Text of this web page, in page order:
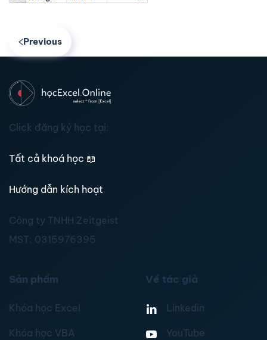
Previous
Click đăng ký học tại:
Tất cả khoá học 📖
Hướng dẫn kích hoạt
Công ty TNHH Zeitgeist
MST: 0315976395
Sản phẩm
Khóa học Excel
Khóa học VBA
Về tác giả
Linkedin
YouTube